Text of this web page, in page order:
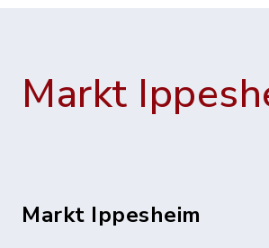
Markt
Markt Ippesheim